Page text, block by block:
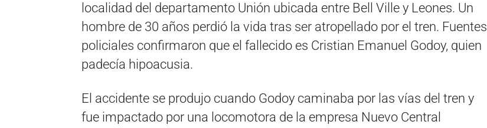
localidad del departamento Unión ubicada entre Bell Ville y Leones. Un
hombre de 30 años perdió la vida tras ser atropellado por el tren. Fuentes
policiales confirmaron que el fallecido es Cristian Emanuel Godoy, quien
padecía hipoacusia.
El accidente se produjo cuando Godoy caminaba por las vías del tren y
fue impactado por una locomotora de la empresa Nuevo Central